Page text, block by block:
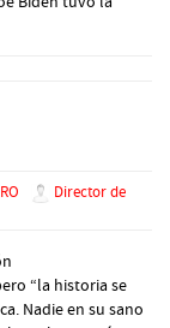
Director de
“la historia se
Nadie en su sano